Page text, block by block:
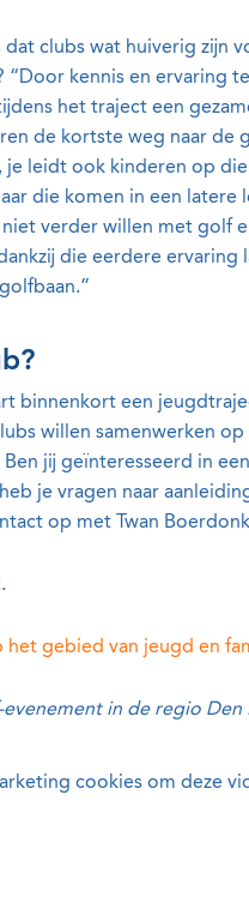
clubs wat huiverig zijn
kennis en ervaring
het traject een
de kortste weg naar de
leidt ook kinderen op
die komen in een latere
verder willen met golf
die eerdere ervaring
binnenkort een
willen samenwerken
jij geïnteresseerd in
je vragen naar
op met Twan
.
het gebied van jeugd en
in de regio Den
cookies om deze